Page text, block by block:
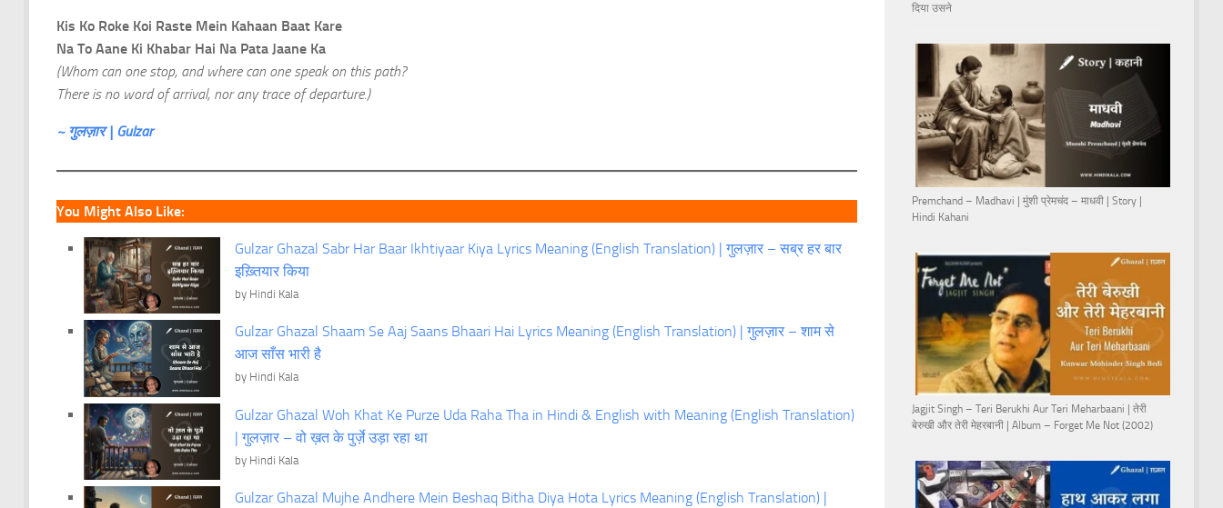
Kis Ko Roke Koi Raste Mein Kahaan Baat Kare
Na To Aane Ki Khabar Hai Na Pata Jaane Ka
(Whom can one stop, and where can one speak on this path?
There is no word of arrival, nor any trace of departure.)
~ गुलज़ार | Gulzar
You Might Also Like:
Gulzar Ghazal Sabr Har Baar Ikhtiyaar Kiya Lyrics Meaning (English Translation) | गुलज़ार – सब्र हर बार
इख़्तियार किया
by Hindi Kala
Gulzar Ghazal Shaam Se Aaj Saans Bhaari Hai Lyrics Meaning (English Translation) | गुलज़ार – शाम से
आज साँस भारी है
by Hindi Kala
Gulzar Ghazal Woh Khat Ke Purze Uda Raha Tha in Hindi & English with Meaning (English Translation)
| गुलज़ार – वो ख़त के पुर्ज़े उड़ा रहा था
by Hindi Kala
Gulzar Ghazal Mujhe Andhere Mein Beshaq Bitha Diya Hota Lyrics Meaning (English Translation) |
दिया उसने
Premchand – Madhavi | मुंशी प्रेमचंद – माधवी | Story |
Hindi Kahani
Jagjit Singh – Teri Berukhi Aur Teri Meharbaani | तेरी
बेरुखी और तेरी मेहरबानी | Album – Forget Me Not (2002)